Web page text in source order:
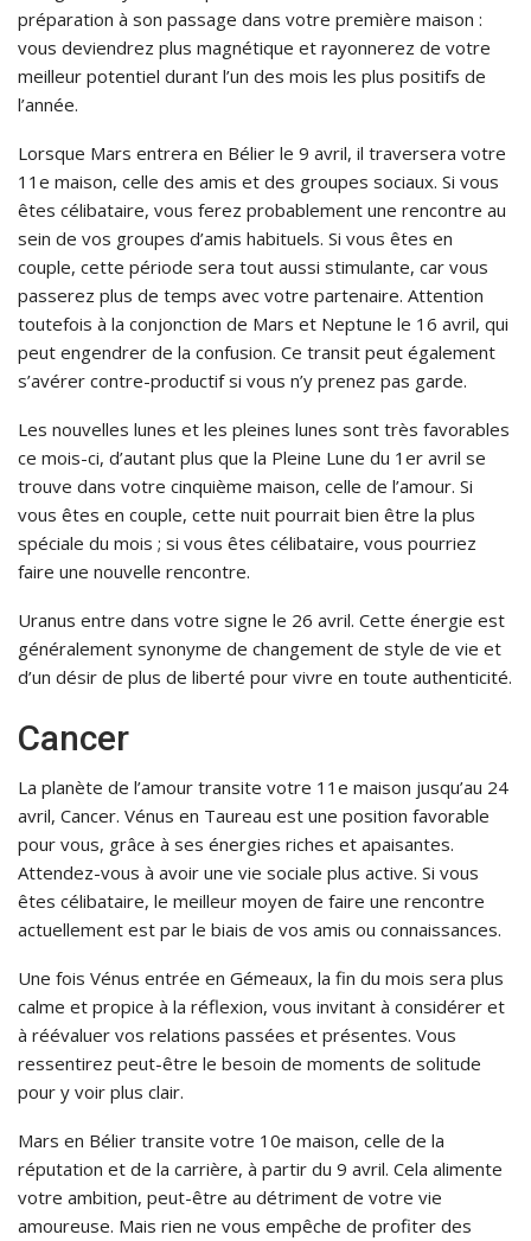
préparation à son passage dans votre première maison :
vous deviendrez plus magnétique et rayonnerez de votre
meilleur potentiel durant l’un des mois les plus positifs de
l’année.
Lorsque Mars entrera en Bélier le 9 avril, il traversera votre
11e maison, celle des amis et des groupes sociaux. Si vous
êtes célibataire, vous ferez probablement une rencontre au
sein de vos groupes d’amis habituels. Si vous êtes en
couple, cette période sera tout aussi stimulante, car vous
passerez plus de temps avec votre partenaire. Attention
toutefois à la conjonction de Mars et Neptune le 16 avril, qui
peut engendrer de la confusion. Ce transit peut également
s’avérer contre-productif si vous n’y prenez pas garde.
Les nouvelles lunes et les pleines lunes sont très favorables
ce mois-ci, d’autant plus que la Pleine Lune du 1er avril se
trouve dans votre cinquième maison, celle de l’amour. Si
vous êtes en couple, cette nuit pourrait bien être la plus
spéciale du mois ; si vous êtes célibataire, vous pourriez
faire une nouvelle rencontre.
Uranus entre dans votre signe le 26 avril. Cette énergie est
généralement synonyme de changement de style de vie et
d’un désir de plus de liberté pour vivre en toute authenticité.
Cancer
La planète de l’amour transite votre 11e maison jusqu’au 24
avril, Cancer. Vénus en Taureau est une position favorable
pour vous, grâce à ses énergies riches et apaisantes.
Attendez-vous à avoir une vie sociale plus active. Si vous
êtes célibataire, le meilleur moyen de faire une rencontre
actuellement est par le biais de vos amis ou connaissances.
Une fois Vénus entrée en Gémeaux, la fin du mois sera plus
calme et propice à la réflexion, vous invitant à considérer et
à réévaluer vos relations passées et présentes. Vous
ressentirez peut-être le besoin de moments de solitude
pour y voir plus clair.
Mars en Bélier transite votre 10e maison, celle de la
réputation et de la carrière, à partir du 9 avril. Cela alimente
votre ambition, peut-être au détriment de votre vie
amoureuse. Mais rien ne vous empêche de profiter des